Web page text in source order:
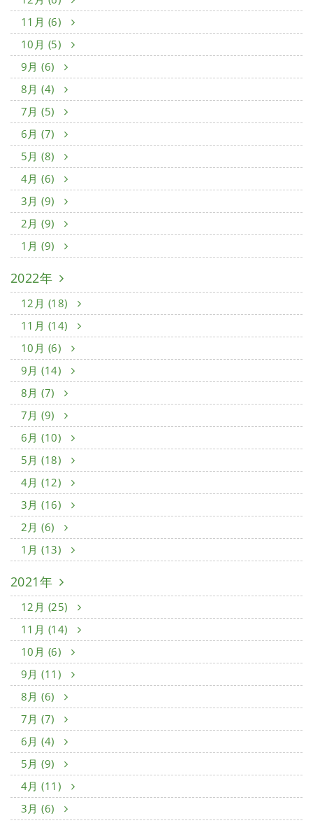
11月 (6)
10月 (5)
9月 (6)
8月 (4)
7月 (5)
6月 (7)
5月 (8)
4月 (6)
3月 (9)
2月 (9)
1月 (9)
2022年
12月 (18)
11月 (14)
10月 (6)
9月 (14)
8月 (7)
7月 (9)
6月 (10)
5月 (18)
4月 (12)
3月 (16)
2月 (6)
1月 (13)
2021年
12月 (25)
11月 (14)
10月 (6)
9月 (11)
8月 (6)
7月 (7)
6月 (4)
5月 (9)
4月 (11)
3月 (6)